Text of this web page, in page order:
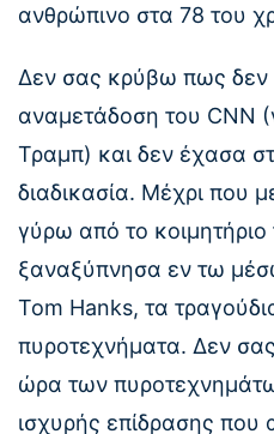
ανθρώπινο στα 78 του
Δεν σας κρύβω πως δεν
αναμετάδοση του CNN
Τραμπ) και δεν έχασα
διαδικασία. Μέχρι που
γύρω από το κοιμητήριο
ξαναξύπνησα εν τω
Tom Hanks, τα
πυροτεχνήματα. Δεν
ώρα των
ισχυρής επίδρασης που